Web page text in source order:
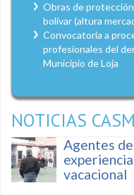
Obras de
bolívar (altura
Convocatoria a
profesionales del
Municipio de Loja
NOTICIAS
Agentes
vacacional